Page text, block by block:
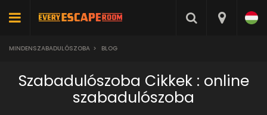
MINDENSZABADULÓSZOBA > BLOG
Szabadulószoba Cikkek : online
szabadulószoba